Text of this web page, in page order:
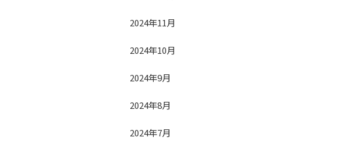
2024年11月
2024年10月
2024年9月
2024年8月
2024年7月